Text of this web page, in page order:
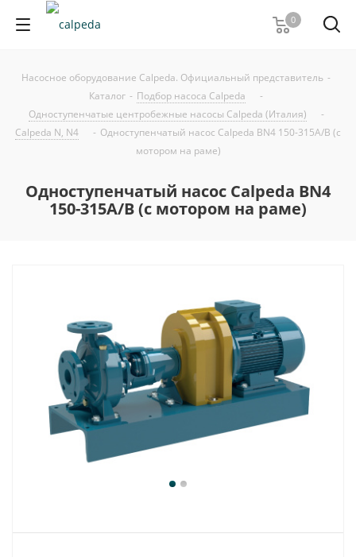
0
Насосное оборудование Calpeda. Официальный представитель -
Каталог - Подбор насоса Calpeda
-
Одноступенчатые центробежные насосы Calpeda (Италия)
-
Calpeda N, N4
- Одноступенчатый насос Calpeda BN4 150-315A/B (с
мотором на раме)
Одноступенчатый насос Calpeda BN4
150-315A/B (с мотором на раме)